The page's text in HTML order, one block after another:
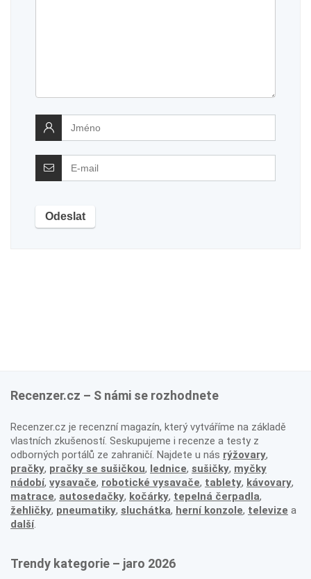
Recenzer.cz – S námi se rozhodnete
Recenzer.cz je recenzní magazín, který vytváříme na základě
vlastních zkušeností. Seskupujeme i recenze a testy z
odborných portálů ze zahraničí. Najdete u nás rýžovary,
pračky, pračky se sušičkou, lednice, sušičky, myčky
nádobí, vysavače, robotické vysavače, tablety, kávovary,
matrace, autosedačky, kočárky, tepelná čerpadla,
žehličky, pneumatiky, sluchátka, herní konzole, televize a
další.
Trendy kategorie – jaro 2026